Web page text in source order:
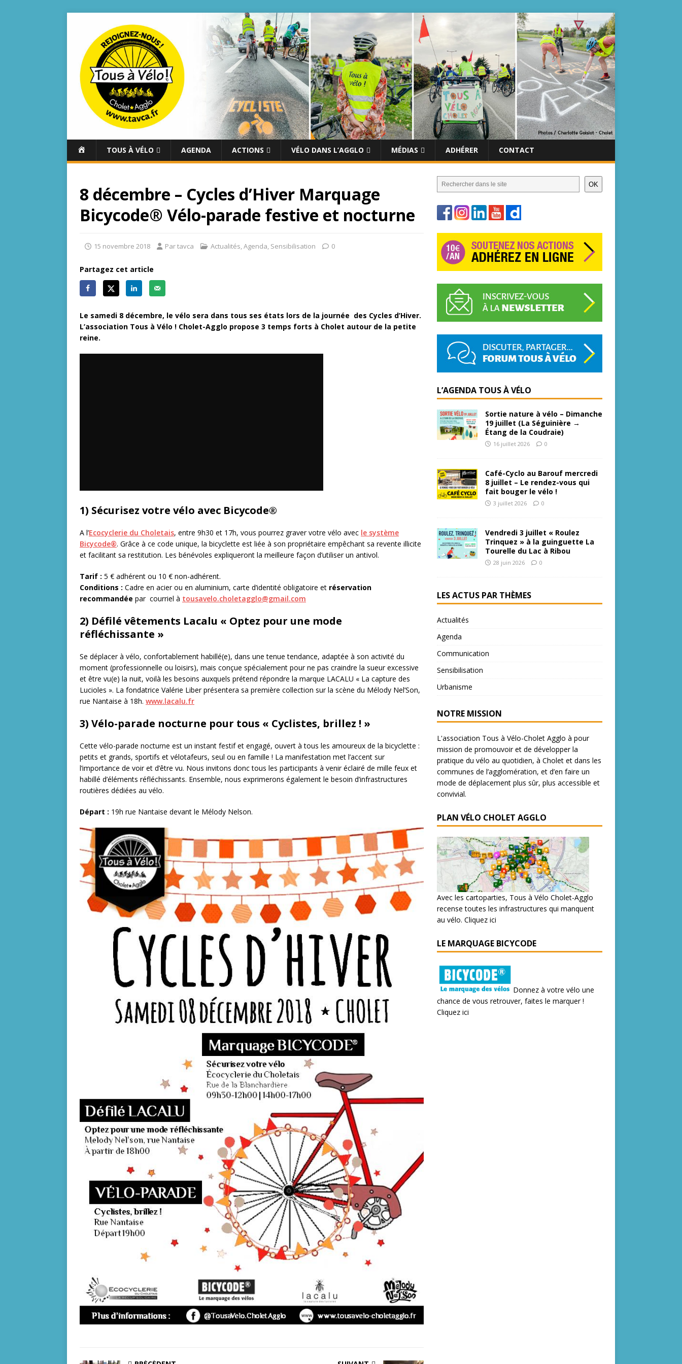
C
E
L
TOUS À VÉLO AGENDA ACTIONS VÉLO DANS L’AGGLO MÉDIAS ADHÉRER CONTACT
8 décembre – Cycles d’Hiver Marquage
Bicycode® Vélo-parade festive et nocturne
15 novembre 2018 Par tavca Actualités,Agenda, Sensibilisation 0
Partagez cet article
Le samedi 8 décembre, le vélo sera dans tous ses états lors de la journée des Cycles d’Hiver.
L’association Tous à Vélo ! Cholet-Agglo propose 3 temps forts à Cholet autour de la petite
reine.
1) Sécurisez votre vélo avec Bicycode®
A l’Ecocyclerie du Choletais, entre 9h30 et 17h, vous pourrez graver votre vélo avec le système
Bicycode®. Grâce à ce code unique, la bicyclette est liée à son propriétaire empêchant sa revente illicite
et facilitant sa restitution. Les bénévoles expliqueront la meilleure façon d’utiliser un antivol.
Tarif : 5 € adhérent ou 10 € non-adhérent.
Conditions : Cadre en acier ou en aluminium, carte d’identité obligatoire et réservation
recommandée par courriel à tousavelo.choletagglo@gmail.com
2) Défilé vêtements Lacalu « Optez pour une mode
réfléchissante »
Se déplacer à vélo, confortablement habillé(e), dans une tenue tendance, adaptée à son activité du
moment (professionnelle ou loisirs), mais conçue spécialement pour ne pas craindre la sueur excessive
et être vu(e) la nuit, voilà les besoins auxquels prétend répondre la marque LACALU « La capture des
Lucioles ». La fondatrice Valérie Liber présentera sa première collection sur la scène du Mélody Nel’Son,
rue Nantaise à 18h. www.lacalu.fr
3) Vélo-parade nocturne pour tous « Cyclistes, brillez ! »
Cette vélo-parade nocturne est un instant festif et engagé, ouvert à tous les amoureux de la bicyclette :
petits et grands, sportifs et vélotafeurs, seul ou en famille ! La manifestation met l’accent sur
l’importance de voir et d’être vu. Nous invitons donc tous les participants à venir éclairé de mille feux et
habillé d’éléments réfléchissants. Ensemble, nous exprimerons également le besoin d’infrastructures
routières dédiées au vélo.
Départ : 19h rue Nantaise devant le Mélody Nelson.
OK
L’AGENDA TOUS À VÉLO
Sortie nature à vélo – Dimanche
19 juillet (La Séguinière →
Étang de la Coudraie)
16 juillet 2026 0
Café-Cyclo au Barouf mercredi
8 juillet – Le rendez-vous qui
fait bouger le vélo !
3 juillet 2026 0
Vendredi 3 juillet « Roulez
Trinquez » à la guinguette La
Tourelle du Lac à Ribou
28 juin 2026 0
LES ACTUS PAR THÈMES
Actualités
Agenda
Communication
Sensibilisation
Urbanisme
NOTRE MISSION
L'association Tous à Vélo-Cholet Agglo à pour
mission de promouvoir et de développer la
pratique du vélo au quotidien, à Cholet et dans les
communes de l’agglomération, et d’en faire un
mode de déplacement plus sûr, plus accessible et
convivial.
PLAN VÉLO CHOLET AGGLO
Avec les cartoparties, Tous à Vélo Cholet-Agglo
recense toutes les infrastructures qui manquent
au vélo. Cliquez ici
LE MARQUAGE BICYCODE
Donnez à votre vélo une
chance de vous retrouver, faites le marquer !
Cliquez ici